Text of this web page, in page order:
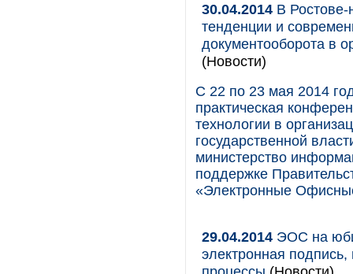
30.04.2014 В
тенденции и
документооборота в
(Новости)
С 22 по 23 мая 2014
практическая
технологии в
государственной
министерство
поддержке
«Электронные
29.04.2014 ЭОС на
электронная